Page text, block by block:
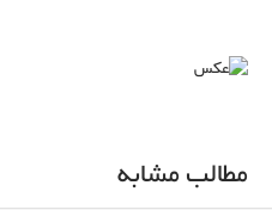
مطالب مشابه